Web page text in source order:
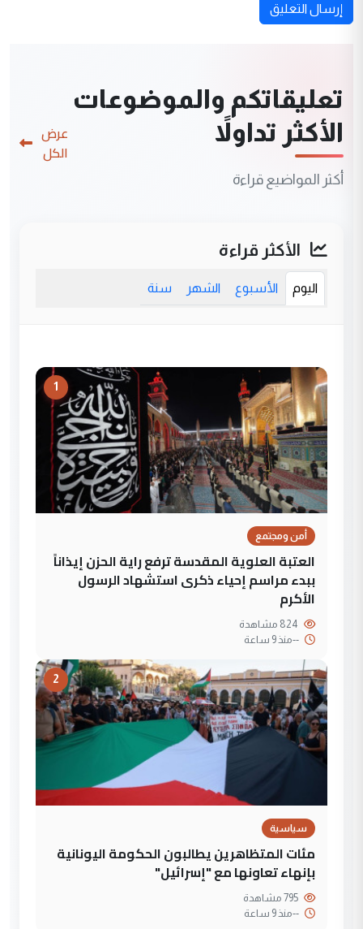
إرسال التعليق
تعليقاتكم والموضوعات
الأكثر تداولاً
أكثر المواضيع قراءة
عرض
الكل
الأكثر قراءة
اليوم الأسبوع الشهر سنة
1
أمن ومجتمع
العتبة العلوية المقدسة ترفع راية الحزن إيذاناً
ببدء مراسم إحياء ذكرى استشهاد الرسول
الأكرم
--منذ 9 ساعة
2
سياسية
مئات المتظاهرين يطالبون الحكومة اليونانية
بإنهاء تعاونها مع "إسرائيل"
--منذ 9 ساعة